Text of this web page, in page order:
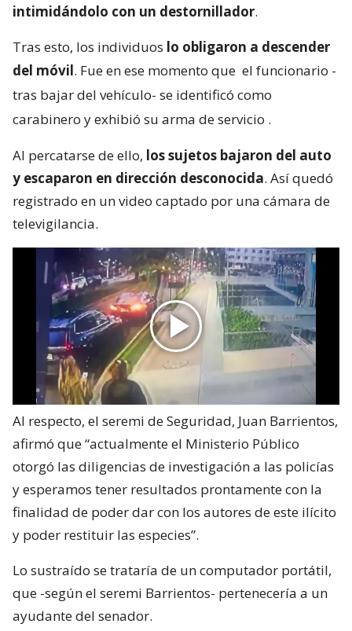
intimidándolo con un destornillador.
Tras esto, los individuos lo obligaron a descender
del móvil. Fue en ese momento que el funcionario -
tras bajar del vehículo- se identificó como
carabinero y exhibió su arma de servicio .
Al percatarse de ello, los sujetos bajaron del auto
y escaparon en dirección desconocida. Así quedó
registrado en un video captado por una cámara de
televigilancia.
Al respecto, el seremi de Seguridad, Juan Barrientos,
afirmó que “actualmente el Ministerio Público
otorgó las diligencias de investigación a las policías
y esperamos tener resultados prontamente con la
finalidad de poder dar con los autores de este ilícito
y poder restituir las especies”.
Lo sustraído se trataría de un computador portátil,
que -según el seremi Barrientos- pertenecería a un
ayudante del senador.